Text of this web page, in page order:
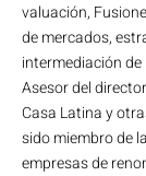
valuación,
de mercados,
intermediación
Asesor del
Casa Latina y
sido miembro de
empresas de